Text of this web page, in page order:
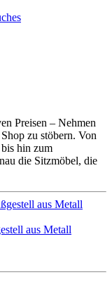
Preisen – Nehmen
zu stöbern. Von
hin zum
die Sitzmöbel, die
aus Metall